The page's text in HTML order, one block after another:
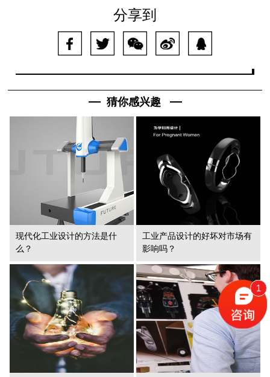
分享到
猜你感兴趣
现代化工业设计的方法是什
么？
工业产品设计的好坏对市场有
影响吗？
1